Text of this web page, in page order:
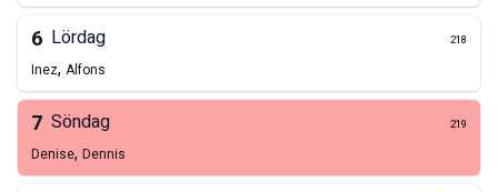
6 Lördag 218
Inez, Alfons
7 Söndag 219
Denise, Dennis